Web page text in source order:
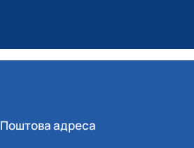
Поштова адреса